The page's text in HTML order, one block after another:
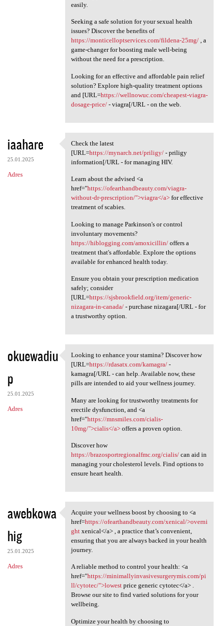
easily.
Seeking a safe solution for your sexual health
issues? Discover the benefits of
https://monticelloptservices.com/fildena-25mg/, a
game-changer for boosting male well-being
without the need for a prescription.
Looking for an effective and affordable pain relief
solution? Explore high-quality treatment options
and [URL=https://wellnowuc.com/cheapest-viagra-
dosage-price/- viagra[/URL - on the web.
iaahare
25.01.2025
Adres
Check the latest [URL=https:/
Check the latest
[URL=https://mynarch.net/priligy/- priligy
information[/URL - for managing HIV.
Learn about the advised <a
href="https://ofearthandbeauty.com/viagra-
without-dr-prescription/">viagra</a>for effective
treatment of scabies.
Looking to manage Parkinson's or control
involuntary movements?
https://hiblogging.com/amoxicillin/offers a
treatment that's affordable. Explore the options
available for enhanced health today.
Ensure you obtain your prescription medication
safely; consider
[URL=https://sjsbrookfield.org/item/generic-
nizagara-in-canada/- purchase nizagara[/URL - for
a trustworthy option.
okuewadiu
p
25.01.2025
Adres
Looking to enhance your
Looking to enhance your stamina? Discover how
[URL=https://rdasatx.com/kamagra/-
kamagra[/URL - can help. Available now, these
pills are intended to aid your wellness journey.
Many are looking for trustworthy treatments for
erectile dysfunction, and <a
href="https://mnsmiles.com/cialis-
10mg/">cialis</a>offers a proven option.
Discover how
https://brazosportregionalfmc.org/cialis/can aid in
managing your cholesterol levels. Find options to
ensure heart health.
awebkowa
hig
25.01.2025
Adres
Acquire your wellness boost
Acquire your wellness boost by choosing to <a
href=https://ofearthandbeauty.com/xenical/>overni
ghtxenical</a> , a practice that’s convenient,
ensuring that you are always backed in your health
journey.
A reliable method to control your health: <a
href="https://minimallyinvasivesurgerymis.com/pi
ll/cytotec/">lowestprice generic cytotec</a> .
Browse our site to find varied solutions for your
wellbeing.
Optimize your health by choosing to